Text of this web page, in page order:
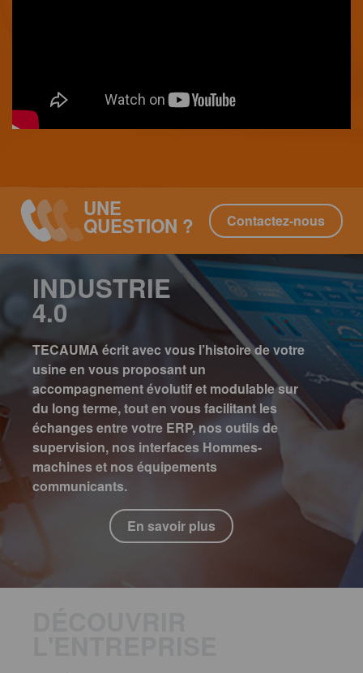
UNE
QUESTION ? Contactez-nous
INDUSTRIE
4.0
TECAUMA écrit avec vous l’histoire de votre
usine en vous proposant un
accompagnement évolutif et modulable sur
du long terme, tout en vous facilitant les
échanges entre votre ERP, nos outils de
supervision, nos interfaces Hommes-
machines et nos équipements
communicants.
En savoir plus